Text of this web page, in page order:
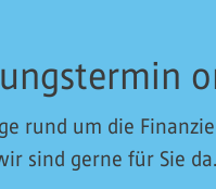
rund um die
sind gerne für Sie da.